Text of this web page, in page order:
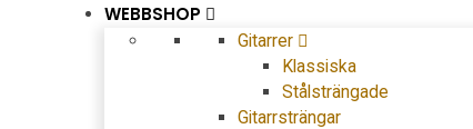
WEBBSHOP
Gitarrer
Klassiska
Stålsträngade
Gitarrsträngar